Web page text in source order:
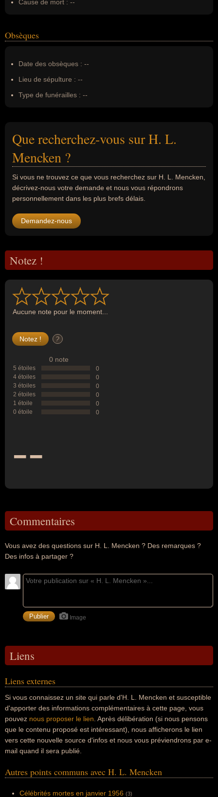
Cause de mort : --
Obsèques
Date des obsèques : --
Lieu de sépulture : --
Type de funérailles : --
Que recherchez-vous sur H. L.
Mencken ?
Si vous ne trouvez ce que vous recherchez sur H. L. Mencken,
décrivez-nous votre demande et nous vous répondrons
personnellement dans les plus brefs délais.
Demandez-nous
Notez !
Aucune note pour le moment...
?
0 note
5 étoiles
0
4 étoiles
0
3 étoiles
0
2 étoiles
0
1 étoile
0
0 étoile
0
--
Commentaires
Vous avez des questions sur H. L. Mencken ? Des remarques ?
Des infos à partager ?
Image
Liens
Liens externes
Si vous connaissez un site qui parle d'H. L. Mencken et susceptible
d'apporter des informations complémentaires à cette page, vous
pouvez nous proposer le lien . Après délibération (si nous pensons
que le contenu proposé est intéressant), nous afficherons le lien
vers cette nouvelle source d'infos et nous vous préviendrons par e-
mail quand il sera publié.
Autres points communs avec H. L. Mencken
Célébrités mortes en janvier 1956 (3)